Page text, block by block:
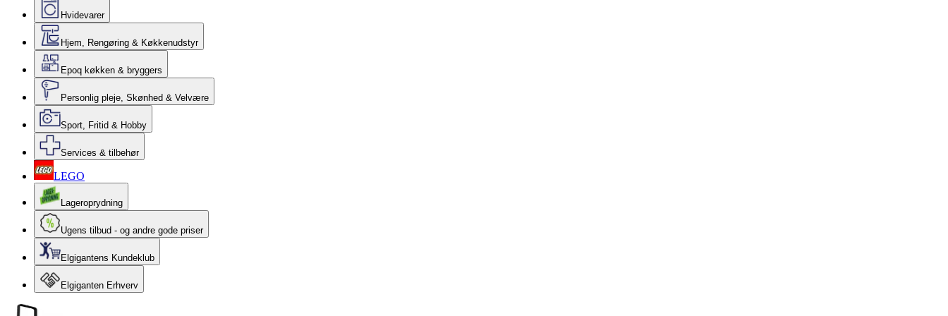
Hvidevarer
Hjem, Rengøring & Køkkenudstyr
Epoq køkken & bryggers
Personlig pleje, Skønhed & Velvære
Sport, Fritid & Hobby
Services & tilbehør
LEGO
Lageroprydning
Ugens tilbud - og andre gode priser
Elgigantens Kundeklub
Elgiganten Erhverv